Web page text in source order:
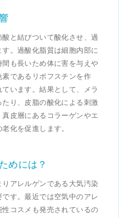
と結びついて酸化させ、過
。過酸化脂質は細胞内部に
も長いため体に害を与えや
であるリポフスチンを作
います。結果として、メラ
り、皮脂の酸化による刺激
皮層にあるコラーゲンやエ
化を促進します。
めには？
アレルゲンである大気汚染
す。最近では空気中のアレ
コスメも発売されているの